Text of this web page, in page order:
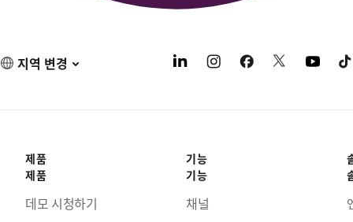
지역 변경
제품
제품
데모 시청하기
기능
기능
채널